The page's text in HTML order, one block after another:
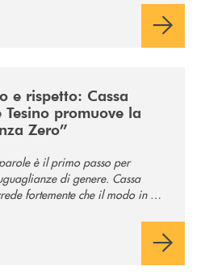
e rispetto: Cassa
promuove la
Zero”
è il primo passo per
di genere. Cassa
fortemente che il modo in cui